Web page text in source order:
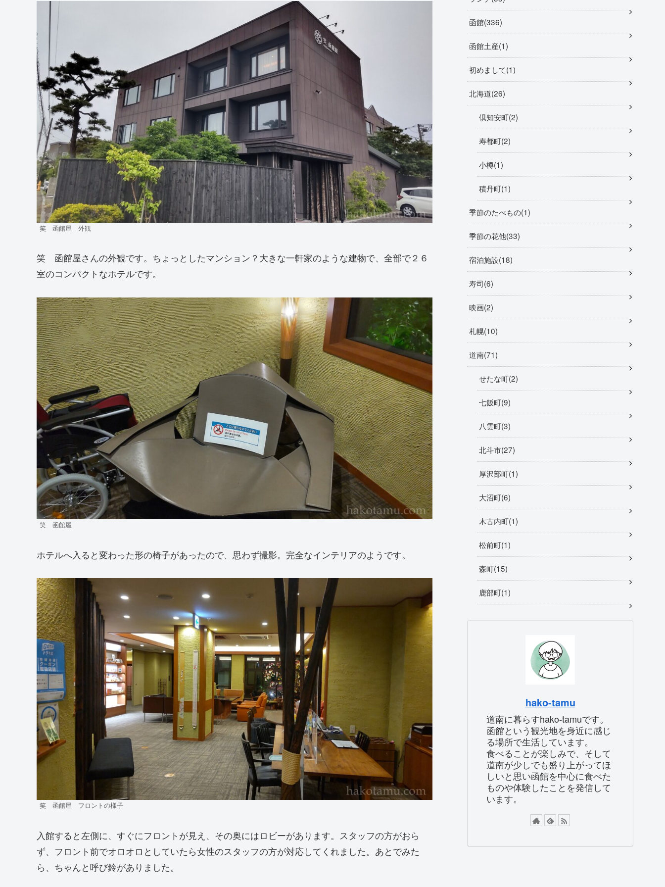
笑 函館屋 外観
笑 函館屋さんの外観です。ちょっとしたマンション？大きな一軒家のような建物で、全部で２６
室のコンパクトなホテルです。
笑 函館屋
ホテルへ入ると変わった形の椅子があったので、思わず撮影。完全なインテリアのようです。
笑 函館屋 フロントの様子
入館すると左側に、すぐにフロントが見え、その奥にはロビーがあります。スタッフの方がおら
ず、フロント前でオロオロとしていたら女性のスタッフの方が対応してくれました。あとでみた
ら、ちゃんと呼び鈴がありました。
函館 336
函館土産 1
初めまして 1
北海道 26
倶知安町 2
寿都町 2
小樽 1
積丹町 1
季節のたべもの 1
季節の花他 33
宿泊施設 18
寿司 6
映画 2
札幌 10
道南 71
せたな町 2
七飯町 9
八雲町 3
北斗市 27
厚沢部町 1
大沼町 6
木古内町 1
松前町 1
森町 15
鹿部町 1
hako-tamu
道南に暮らすhako-tamuです。
函館という観光地を身近に感じ
る場所で生活しています。
食べることが楽しみで、そして
道南が少しでも盛り上がってほ
しいと思い函館を中心に食べた
ものや体験したことを発信して
います。